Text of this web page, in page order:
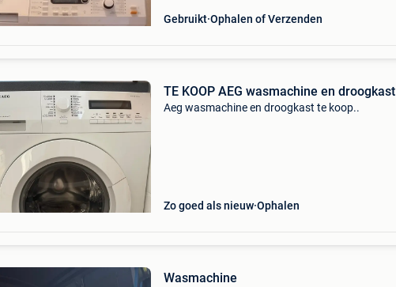
Gebruikt Ophalen of Verzenden
TE KOOP AEG wasmachine en droogkast
Aeg wasmachine en droogkast te koop..
Zo goed als nieuw Ophalen
Wasmachine